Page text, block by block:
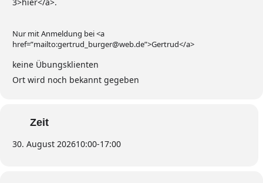
Nur mit Anmeldung bei <a
href=”mailto:gertrud_burger@web.de”>Gertrud</a>
keine Übungsklienten
Ort wird noch bekannt gegeben
Zeit
30. August 202610:00-17:00